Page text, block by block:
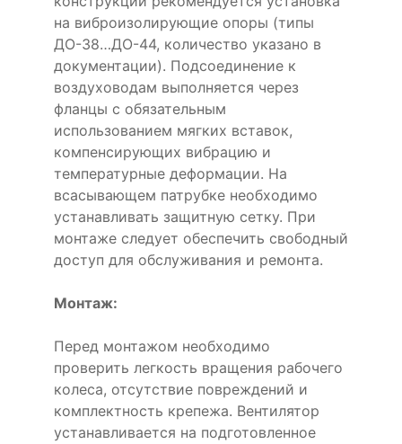
на виброизолирующие опоры (типы
ДО-38…ДО-44, количество указано в
документации). Подсоединение к
воздуховодам выполняется через
фланцы с обязательным
использованием мягких вставок,
компенсирующих вибрацию и
температурные деформации. На
всасывающем патрубке необходимо
устанавливать защитную сетку. При
монтаже следует обеспечить свободный
доступ для обслуживания и ремонта.
Монтаж:
Перед монтажом необходимо
проверить легкость вращения рабочего
колеса, отсутствие повреждений и
комплектность крепежа. Вентилятор
устанавливается на подготовленное